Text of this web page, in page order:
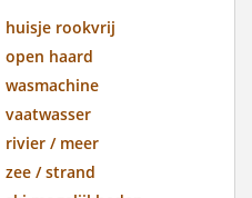
huisje rookvrij
open haard
wasmachine
vaatwasser
rivier / meer
zee / strand